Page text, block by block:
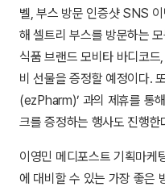
벨, 부스 방문 인증샷 SNS
해 셀트리 부스를 방문하는
식품 브랜드 모비타 바디코
비 선물을 증정할 예정이다.
(ezPharm)’ 과의 제휴를 통
크를 증정하는 행사도 진행한
이영민 메디포스트 기획마케
에 대비할 수 있는 가장 좋은